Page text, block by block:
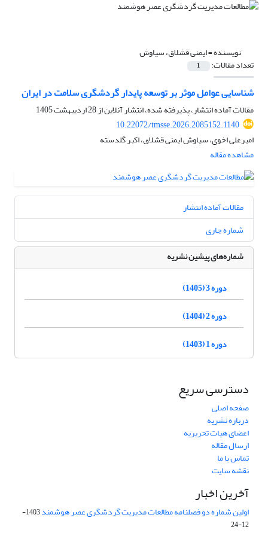
نویسنده =ایمنی قشلاق، سیاوش
تعداد مقالات: 1
شناسایی عوامل موثر بر توسعه پایدار گردشگری سلامت در ایران
مقالات آماده انتشار، پذیرفته شده، انتشار آنلاین از28 اردیبهشت 1405
10.22072/tmsse.2026.2085152.1140
امیرعلی اخوی، سیاوش ایمنی قشلاق، اکبر گلدسته
مشاهده مقاله
مقالات آماده انتشار
شماره جاری
شماره‌های پیشین نشریه
دوره 3 (1405)
دوره 2 (1404)
دوره 1 (1403)
دسترسی سریع
صفحه اصلی
درباره نشریه
اعضای هیات تحریریه
ارسال مقاله
تماس با ما
نقشه سایت
آخرین اخبار
اولین شماره دو فصلنامه مطالعات مدیریت گردشگری عصر هوشمند
1403-
12-24